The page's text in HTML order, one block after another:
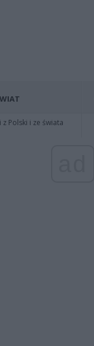
Polski i ze świata